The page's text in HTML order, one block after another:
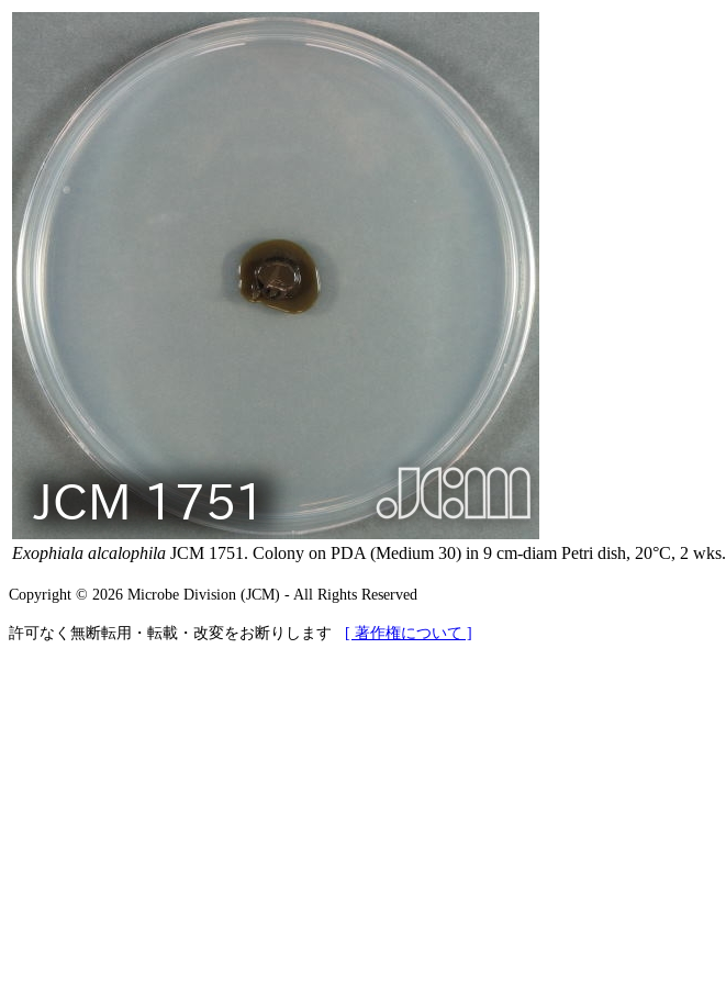
Exophiala alcalophila JCM 1751. Colony on PDA (Medium 30) in 9 cm-diam Petri dish, 20°C, 2 wks.
Copyright © 2026 Microbe Division (JCM) - All Rights Reserved
許可なく無断転用・転載・改変をお断りします [ 著作権について ]